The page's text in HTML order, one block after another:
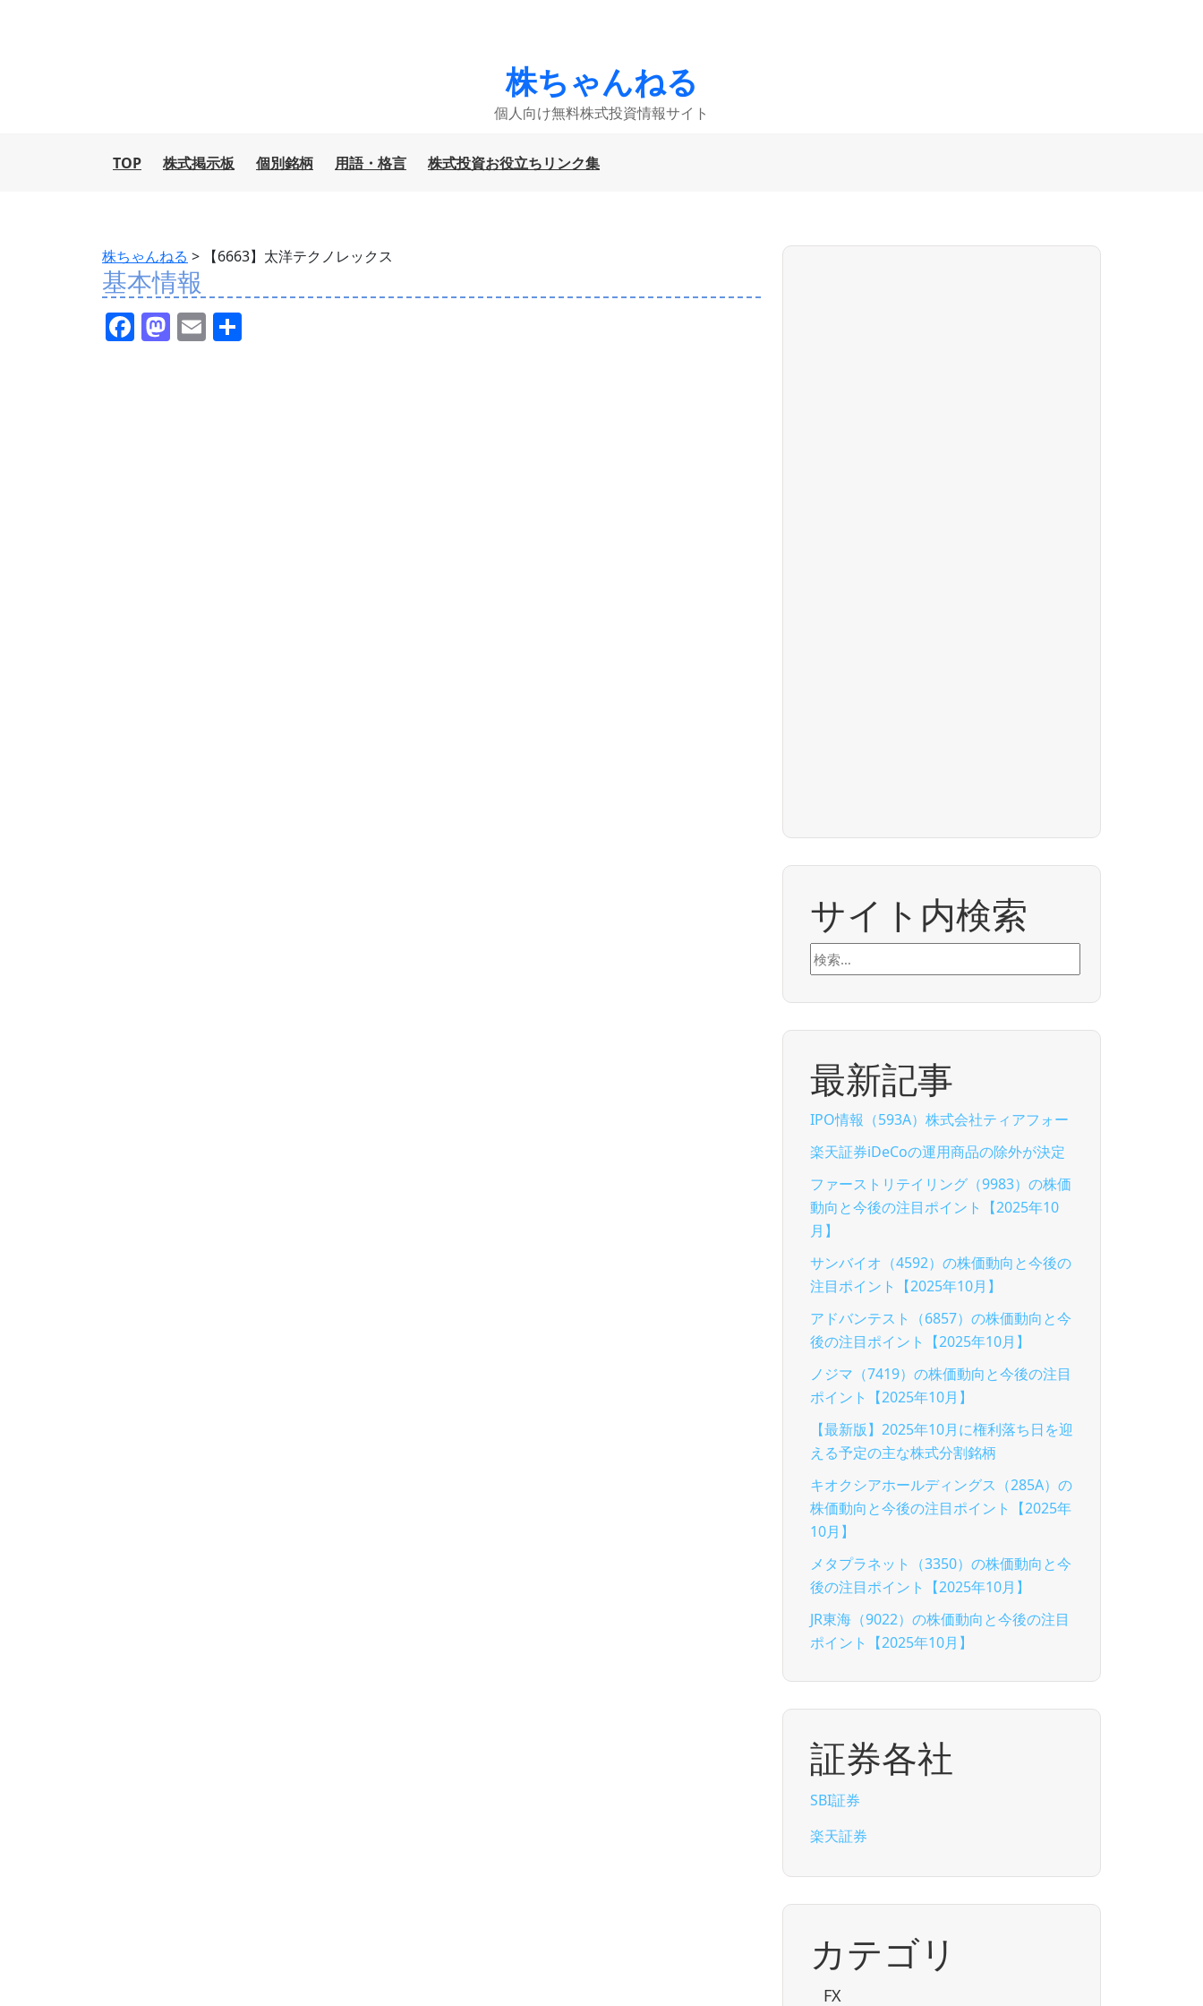
株ちゃんねる
個人向け無料株式投資情報サイト
TOP 株式掲示板 個別銘柄 用語・格言 株式投資お役立ちリンク集
株ちゃんねる > 【6663】太洋テクノレックス
基本情報
F M E
サイト内検索
検
索:
最新記事
IPO情報（593A）株式会社ティアフォー
楽天証券iDeCoの運用商品の除外が決定
ファーストリテイリング（9983）の株価
動向と今後の注目ポイント【2025年10
月】
サンバイオ（4592）の株価動向と今後の
注目ポイント【2025年10月】
アドバンテスト（6857）の株価動向と今
後の注目ポイント【2025年10月】
ノジマ（7419）の株価動向と今後の注目
ポイント【2025年10月】
【最新版】2025年10月に権利落ち日を迎
える予定の主な株式分割銘柄
キオクシアホールディングス（285A）の
株価動向と今後の注目ポイント【2025年
10月】
メタプラネット（3350）の株価動向と今
後の注目ポイント【2025年10月】
JR東海（9022）の株価動向と今後の注目
ポイント【2025年10月】
証券各社
SBI証券
楽天証券
カテゴリ
FX